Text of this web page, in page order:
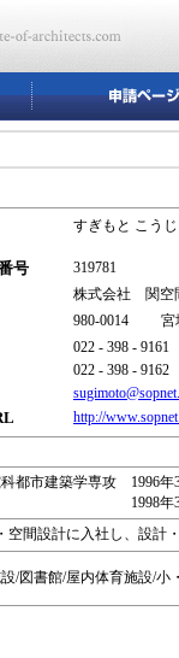
すぎもと こうじ
号 319781
株式会社 関空
980-0014 宮
022 - 398 - 9161
022 - 398 - 9162
http://
都市建築学専攻 1996年
学院 1998年3
間設計に入社し、設計
/図書館/屋内体育施設/